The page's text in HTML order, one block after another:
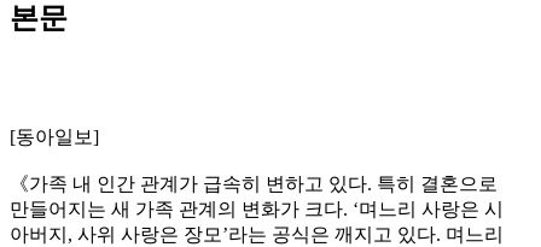
본문
[동아일보]
《가족 내 인간 관계가 급속히 변하고 있다. 특히 결혼으로
만들어지는 새 가족 관계의 변화가 크다. ‘며느리 사랑은 시
아버지, 사위 사랑은 장모’라는 공식은 깨지고 있다. 며느리